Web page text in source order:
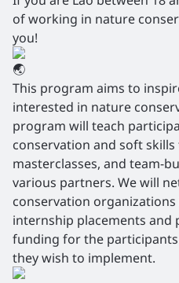
of working in nature
you!
This program aims to
interested in nature
program will teach
conservation and soft
masterclasses, and team-
various partners. We will
conservation
internship placements and
funding for the
they wish to implement.